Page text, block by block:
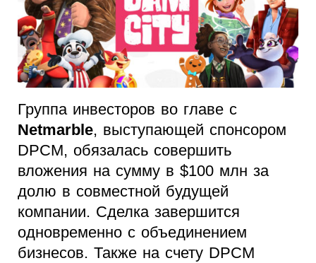
Группа инвесторов во главе с
Netmarble, выступающей спонсором
DPCM, обязалась совершить
вложения на сумму в $100 млн за
долю в совместной будущей
компании. Сделка завершится
одновременно с объединением
бизнесов. Также на счету DPCM